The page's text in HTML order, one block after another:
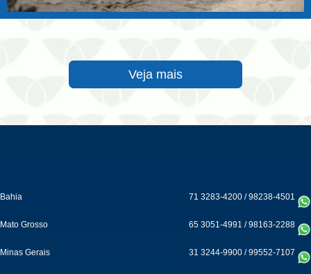
Veja mais
Bahia 71 3283-4200 /98238-4501
Mato Grosso 65 3051-4991 /98163-2288
Minas Gerais 31 3244-9900 /99552-7107